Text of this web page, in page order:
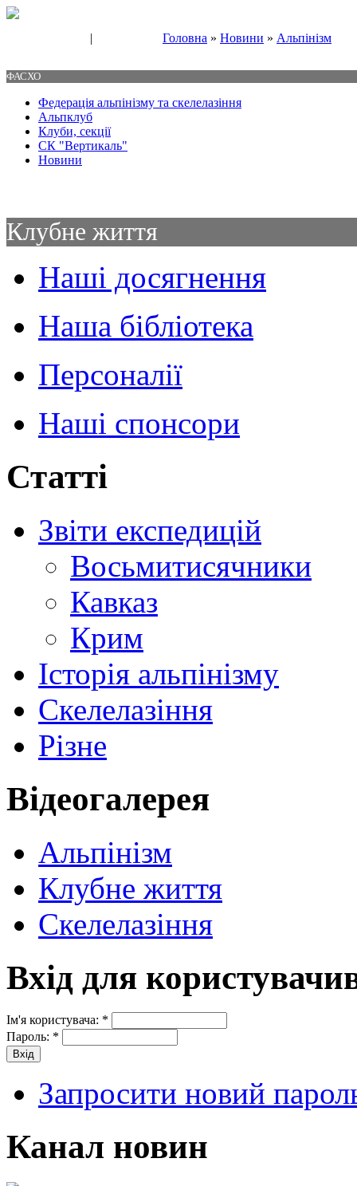
| Головна » Новини » Альпінізм
ФАСХО
Федерація альпінізму та скелелазіння
Альпклуб
Клуби, секції
СК "Вертикаль"
Новини
Клубне життя
Наші досягнення
Наша бібліотека
Персоналії
Наші спонсори
Статті
Звіти експедицій
Восьмитисячники
Кавказ
Крим
Історія альпінізму
Скелелазіння
Різне
Відеогалерея
Альпінізм
Клубне життя
Скелелазіння
Вхід для
Ім'я користувача: *
Пароль: *
Запросити новий
Канал новин